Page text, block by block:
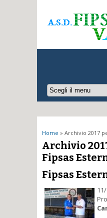
Tu sei qui
Home » Archivio 2017
Archivio
Fipsas
Fipsas